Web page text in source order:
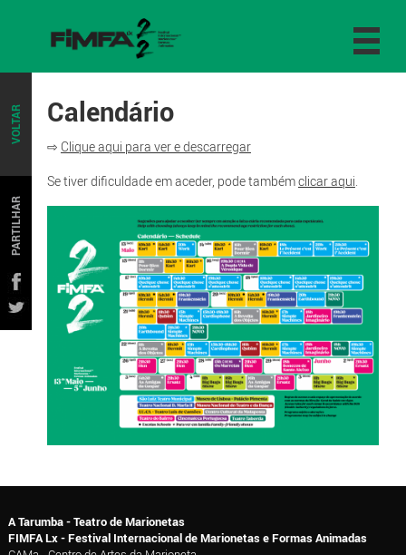
VOLTAR
PARTILHAR
Calendário
⇨ Clique aqui para ver e descarregar
Se tiver dificuldade em aceder, pode tambémclicar aqui.
A Tarumba - Teatro de Marionetas
FIMFA Lx - Festival Internacional de Marionetas e Formas Animadas